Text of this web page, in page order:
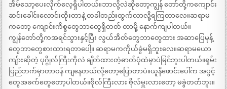
အိမ်သော့ပေးလိုက်လေ့ရှိပါတယ်။ဘာလို့လဲဆိုတော့ကျွန် တော်တို့ကကျောင်း
ဆင်းခေါင်းလောင်းထိုးတာနဲ့ တခါတည်းထွက်လာလို့ရကြတာလေ။ဆရာမ
ကတော့ ကျောင်းကိစ္စတွေဘာတွေရှိတတ် တာမို့ နောက်ကျပါတယ်။
ကျွန်တော်တို့ကအရင်သွားနှင့်ပြီး လွယ်အိတ်တွေဘာတွေထား အဆာပြေမုန့်
တွေဘာတွေစားထားရတာပေါ့။ ဆရာမကကိုယ်ခွဲမရှိဘူးလေ။ဆရာမယော
ကျ်ားဆိုတဲ့ ပုဂ္ဂိုလ်ကြီးကိုလဲ ချိတ်ထားတဲ့ဓာတ်ပုံထဲမှာပဲမြင်ဘူးပါတယ်။ရှမ်း
ပြည်ဘက်မှာတာဝန် ကျနေတယ်လို့တော့ပြောတာပဲ။ယူနီဖောင်းပေါ်က အပွင့်
တွေအခက်တွေတော့ပါတယ်။ဗိုလ်ကြီးလား ဗိုလ်မှူးလားတော့ မခွဲတတ်ဘူး။